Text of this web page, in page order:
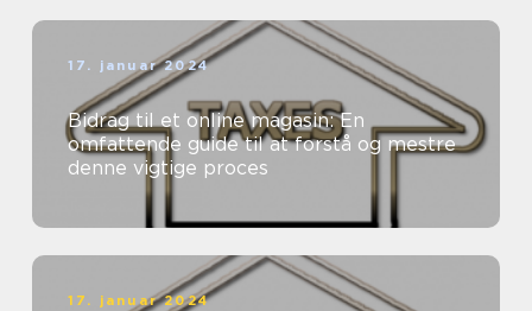
17. januar 2024
Bidrag til et online magasin: En
omfattende guide til at forstå og mestre
denne vigtige proces
17. januar 2024